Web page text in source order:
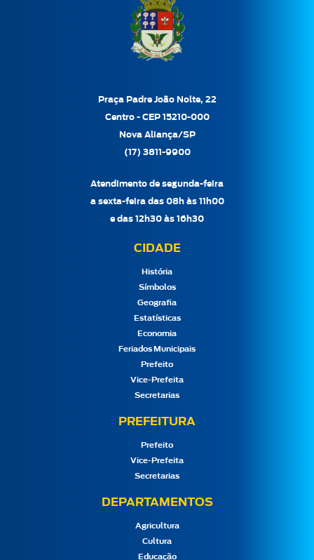
Praça Padre João Nolte, 22
Centro - CEP 15210-000
Nova Aliança/SP
(17) 3811-9900
Atendimento de segunda-feira
a sexta-feira das 08h às 11h00
e das 12h30 às 16h30
CIDADE
História
Símbolos
Geografia
Estatísticas
Economia
Feriados Municipais
Prefeito
Vice-Prefeita
Secretarias
PREFEITURA
Prefeito
Vice-Prefeita
Secretarias
DEPARTAMENTOS
Agricultura
Cultura
Educação